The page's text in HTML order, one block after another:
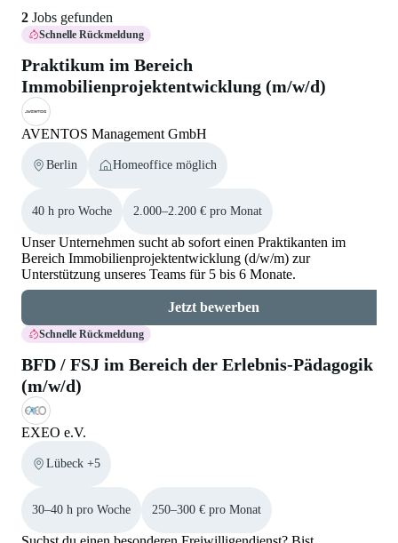
2 Jobs gefunden
Schnelle Rückmeldung
Praktikum im Bereich
Immobilienprojektentwicklung (m/w/d)
AVENTOS Management GmbH
Berlin Homeoffice möglich
40 h pro Woche 2.000–2.200 € pro Monat
Unser Unternehmen sucht ab sofort einen Praktikanten im
Bereich Immobilienprojektentwicklung (d/w/m) zur
Unterstützung unseres Teams für 5 bis 6 Monate.
Jetzt bewerben
Schnelle Rückmeldung
BFD / FSJ im Bereich der Erlebnis-Pädagogik
(m/w/d)
EXEO e.V.
Lübeck +5
30–40 h pro Woche 250–300 € pro Monat